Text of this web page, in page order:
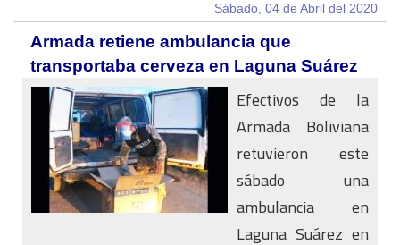
Sábado, 04 de Abril del 2020
Armada retiene ambulancia que
transportaba cerveza en Laguna Suárez
Efectivos de la
Armada Boliviana
retuvieron este
sábado una
ambulancia en
Laguna Suárez en